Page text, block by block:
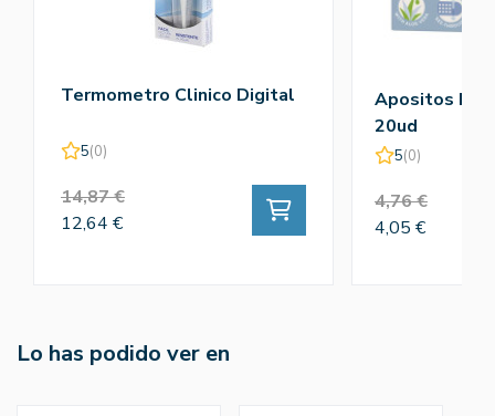
Termometro Clinico Digital
5(0)
14,87 €
12,64 €
Apositos
20ud
5(0)
4,76 €
4,05 €
Lo has podido ver en